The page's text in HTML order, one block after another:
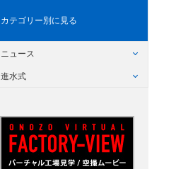
カテゴリー別に見る
ニュース
進水式